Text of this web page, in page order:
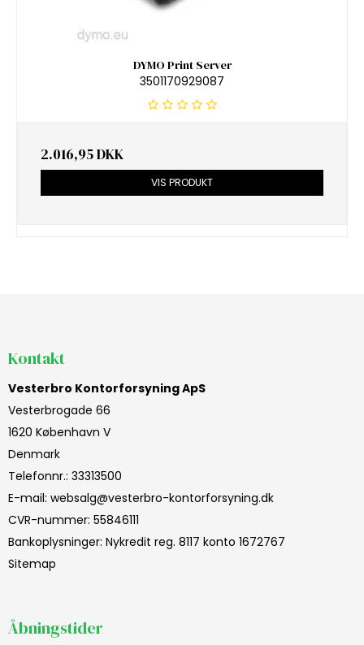
DYMO Print Server
3501170929087
2.016,95 DKK
VIS PRODUKT
Kontakt
Vesterbro Kontorforsyning ApS
Vesterbrogade 66
1620 København V
Denmark
Telefonnr.: 33313500
E-mail: websalg@vesterbro-kontorforsyning.dk
CVR-nummer: 55846111
Bankoplysninger: Nykredit reg. 8117 konto 1672767
Sitemap
Åbningstider